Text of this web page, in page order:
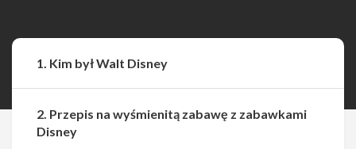
1. Kim był Walt Disney
2. Przepis na wyśmienitą zabawę z zabawkami
Disney